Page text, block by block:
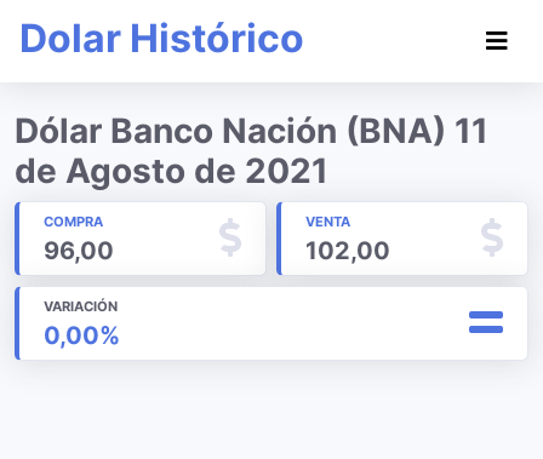
Dolar Histórico
Dólar Banco Nación (BNA) 11
de Agosto de 2021
COMPRA
96,00
VENTA
102,00
VARIACIÓN
0,00%